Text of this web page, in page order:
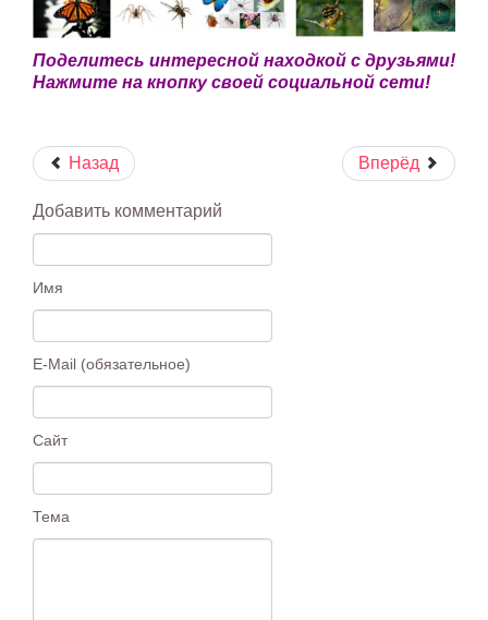
Поделитесь интересной находкой с друзьями!
Нажмите на кнопку своей социальной сети!
Назад Вперёд
Добавить комментарий
Имя
E-Mail (обязательное)
Сайт
Тема